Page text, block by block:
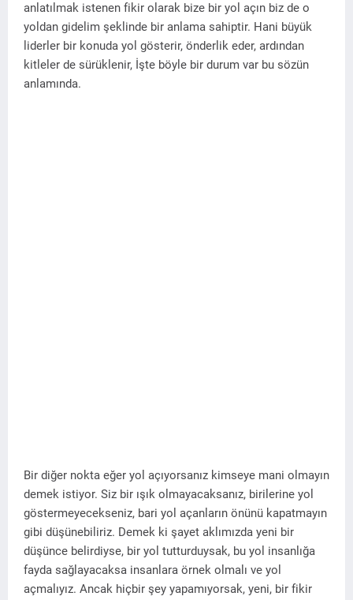
anlatılmak istenen fikir olarak bize bir yol açın biz de o
yoldan gidelim şeklinde bir anlama sahiptir. Hani büyük
liderler bir konuda yol gösterir, önderlik eder, ardından
kitleler de sürüklenir, İşte böyle bir durum var bu sözün
anlamında.
Bir diğer nokta eğer yol açıyorsanız kimseye mani olmayın
demek istiyor. Siz bir ışık olmayacaksanız, birilerine yol
göstermeyecekseniz, bari yol açanların önünü kapatmayın
gibi düşünebiliriz. Demek ki şayet aklımızda yeni bir
düşünce belirdiyse, bir yol tutturduysak, bu yol insanlığa
fayda sağlayacaksa insanlara örnek olmalı ve yol
açmalıyız. Ancak hiçbir şey yapamıyorsak, yeni, bir fikir